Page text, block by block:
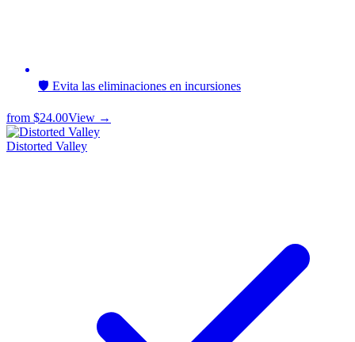
🛡️ Evita las eliminaciones en incursiones
from $24.00View →
Distorted Valley